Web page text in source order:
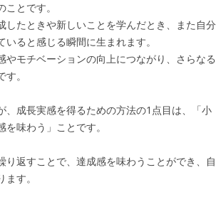
とです。
したときや新しいことを学んだとき、また自分
ると感じる瞬間に生まれます。
やモチベーションの向上につながり、さらなる
。
、成長実感を得るための方法の1点目は、「小
味わう」ことです。
り返すことで、達成感を味わうことができ、自
す。